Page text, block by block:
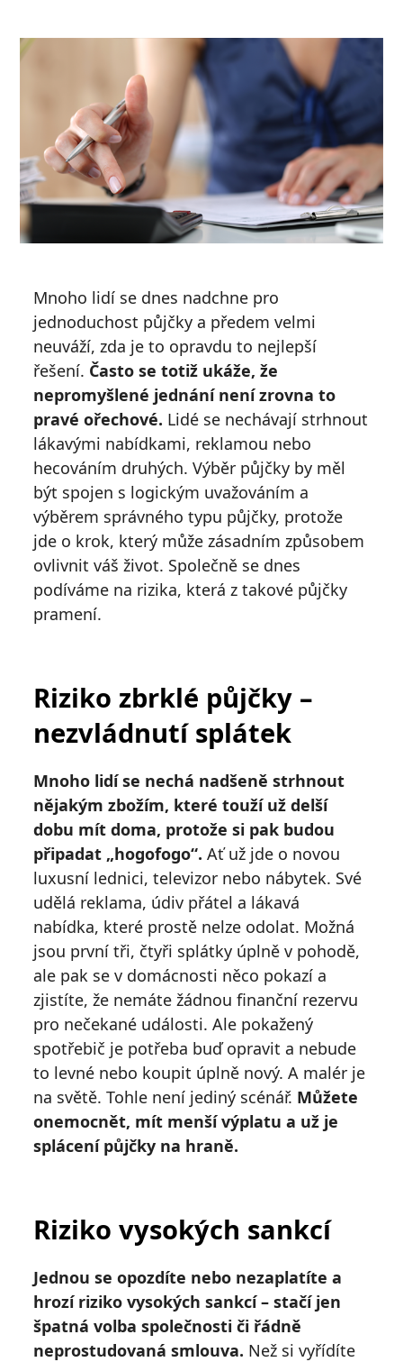
Mnoho lidí se dnes nadchne pro
jednoduchost půjčky a předem velmi
neuváží, zda je to opravdu to nejlepší
řešení. Často se totiž ukáže, že
nepromyšlené jednání není zrovna to
pravé ořechové. Lidé se nechávají strhnout
lákavými nabídkami, reklamou nebo
hecováním druhých. Výběr půjčky by měl
být spojen s logickým uvažováním a
výběrem správného typu půjčky, protože
jde o krok, který může zásadním způsobem
ovlivnit váš život. Společně se dnes
podíváme na rizika, která z takové půjčky
pramení.
Riziko zbrklé půjčky –
nezvládnutí splátek
Mnoho lidí se nechá nadšeně strhnout
nějakým zbožím, které touží už delší
dobu mít doma, protože si pak budou
připadat „hogofogo“. Ať už jde o novou
luxusní lednici, televizor nebo nábytek. Své
udělá reklama, údiv přátel a lákavá
nabídka, které prostě nelze odolat. Možná
jsou první tři, čtyři splátky úplně v pohodě,
ale pak se v domácnosti něco pokazí a
zjistíte, že nemáte žádnou finanční rezervu
pro nečekané události. Ale pokažený
spotřebič je potřeba buď opravit a nebude
to levné nebo koupit úplně nový. A malér je
na světě. Tohle není jediný scénář. Můžete
onemocnět, mít menší výplatu a už je
splácení půjčky na hraně.
Riziko vysokých sankcí
Jednou se opozdíte nebo nezaplatíte a
hrozí riziko vysokých sankcí – stačí jen
špatná volba společnosti či řádně
neprostudovaná smlouva. Než si vyřídíte